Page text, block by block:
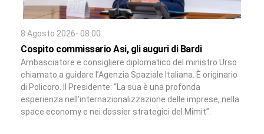
8 Agosto 2026- 08:00
Cospito commissario Asi, gli auguri di Bardi
Ambasciatore e consigliere diplomatico del ministro Urso
chiamato a guidare l’Agenzia Spaziale Italiana. È originario
di Policoro. Il Presidente: “La sua è una profonda
esperienza nell’internazionalizzazione delle imprese, nella
space economy e nei dossier strategici del Mimit”.